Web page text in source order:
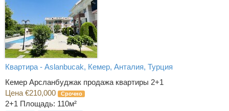
Квартира - Aslanbucak, Кемер, Анталия, Турция
Кемер Арсланбуджак продажа квартиры 2+1
Цена €210,000
Срочно
2+1 Площадь: 110м²